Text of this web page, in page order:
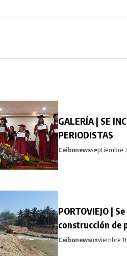
GALERÍA | SE
PERIODISTAS
Ceibonewsseptiembre
PORTOVIEJO | Se retrasa la
construcción de
Pimpiguasí
Ceibonewsnoviembre